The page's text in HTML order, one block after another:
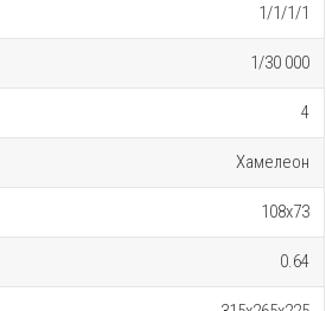
1/1/1/1
1/30 000
4
Хамелеон
108х73
0.64